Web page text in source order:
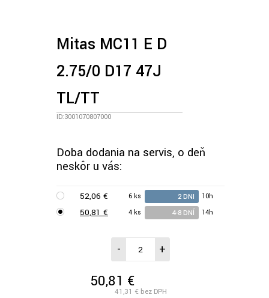
Mitas MC11 E D
2.75/0 D17 47J
TL/TT
ID:3001070807000
Doba dodania na servis, o deň
neskôr u vás:
52,06 € 6 ks 2 DNI 10h
50,81 € 4 ks 4-8 DNÍ 14h
- +
50,81 €
41,31 € bez DPH